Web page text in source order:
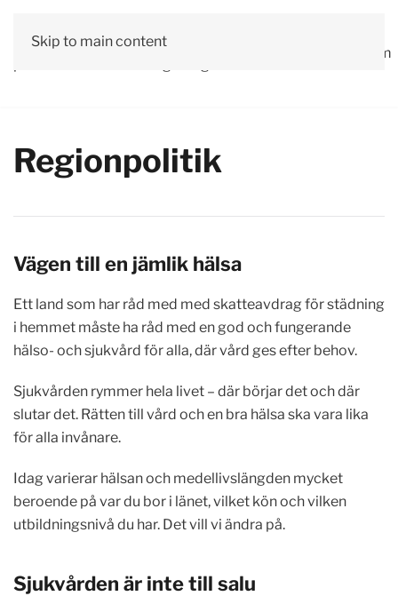
Skip to main content
Vår
Debatt
OmLäs våra
Valprogram
Regionpolitik
Vägen till en jämlik hälsa
Ett land som har råd med med skatteavdrag för städning
i hemmet måste ha råd med en god och fungerande
hälso- och sjukvård för alla, där vård ges efter behov.
Sjukvården rymmer hela livet – där börjar det och där
slutar det. Rätten till vård och en bra hälsa ska vara lika
för alla invånare.
Idag varierar hälsan och medellivslängden mycket
beroende på var du bor i länet, vilket kön och vilken
utbildningsnivå du har. Det vill vi ändra på.
Sjukvården är inte till salu